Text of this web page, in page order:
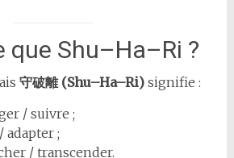
que Shu–Ha–Ri ?
守破離 (Shu–Ha–Ri)signifie :
/ suivre ;
adapter ;
/ transcender.